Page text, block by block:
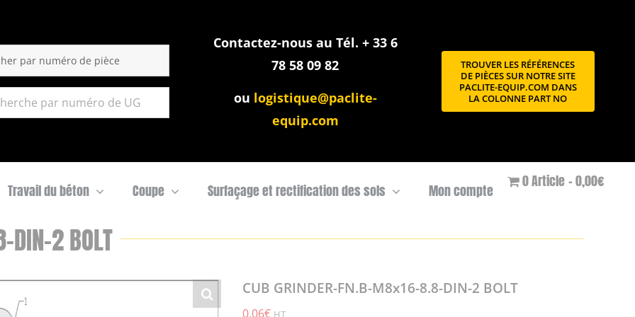
Contactez-nous au Tél. + 33 6
78 58 09 82
ou logistique@paclite-
equip.com
TROUVER LES RÉFÉRENCES
DE PIÈCES SUR NOTRE SITE
PACLITE-EQUIP.COM DANS
LA COLONNE PART NO
Travail du béton Coupe Surfaçage et rectification des sols Mon compte
0 Article 0,00€
DIN-2 BOLT
CUB GRINDER-FN.B-M8x16-8.8-DIN-2 BOLT
0,06€ HT